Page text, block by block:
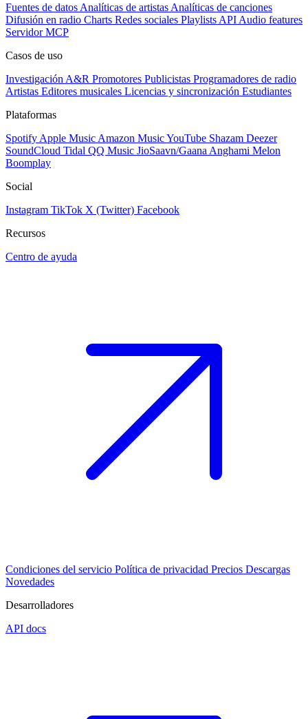
Fuentes de datos Analíticas de artistas Analíticas de canciones
Difusión en radio Charts Redes sociales Playlists API Audio features
Servidor MCP
Casos de uso
Investigación A&R Promotores Publicistas Programadores de radio
Artistas Editores musicales Licencias y sincronización Estudiantes
Plataformas
Spotify Apple Music Amazon MusicYouTube Shazam Deezer
SoundCloud Tidal QQ Music JioSaavn/Gaana Anghami Melon
Boomplay
Social
Instagram TikTok X (Twitter) Facebook
Recursos
Centro de ayuda
Condiciones del servicio Política de privacidad Precios Descargas
Novedades
Desarrolladores
API docs